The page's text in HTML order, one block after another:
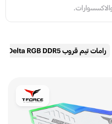
رامات تيم قروب T-Force Delta RGB DDR5